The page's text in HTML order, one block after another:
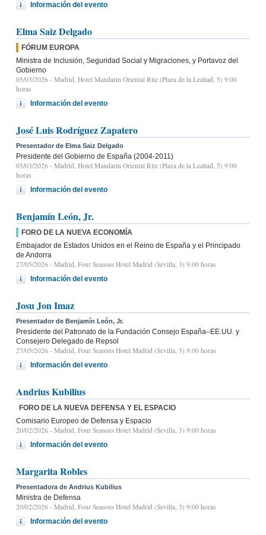
Información del evento
Elma Saiz Delgado
FÓRUM EUROPA
Ministra de Inclusión, Seguridad Social y Migraciones, y Portavoz del
Gobierno
05/03/2026 - Madrid, Hotel Mandarin Oriental Ritz (Plaza de la Lealtad, 5) 9:00
horas
Información del evento
José Luis Rodríguez Zapatero
Presentador de Elma Saiz Delgado
Presidente del Gobierno de España (2004-2011)
05/03/2026 - Madrid, Hotel Mandarin Oriental Ritz (Plaza de la Lealtad, 5) 9:00
horas
Información del evento
Benjamín León, Jr.
FORO DE LA NUEVA ECONOMÍA
Embajador de Estados Unidos en el Reino de España y el Principado
de Andorra
27/05/2026 - Madrid, Four Seasons Hotel Madrid (Sevilla, 3) 9.00 horas
Información del evento
Josu Jon Imaz
Presentador de Benjamín León, Jr.
Presidente del Patronato de la Fundación Consejo España–EE.UU. y
Consejero Delegado de Repsol
27/05/2026 - Madrid, Four Seasons Hotel Madrid (Sevilla, 3) 9.00 horas
Información del evento
Andrius Kubilius
FORO DE LA NUEVA DEFENSA Y EL ESPACIO
Comisario Europeo de Defensa y Espacio
20/02/2026 - Madrid, Four Seasons Hotel Madrid (Sevilla, 3) 9:00 horas
Información del evento
Margarita Robles
Presentadora de Andrius Kubilius
Ministra de Defensa
20/02/2026 - Madrid, Four Seasons Hotel Madrid (Sevilla, 3) 9:00 horas
Información del evento